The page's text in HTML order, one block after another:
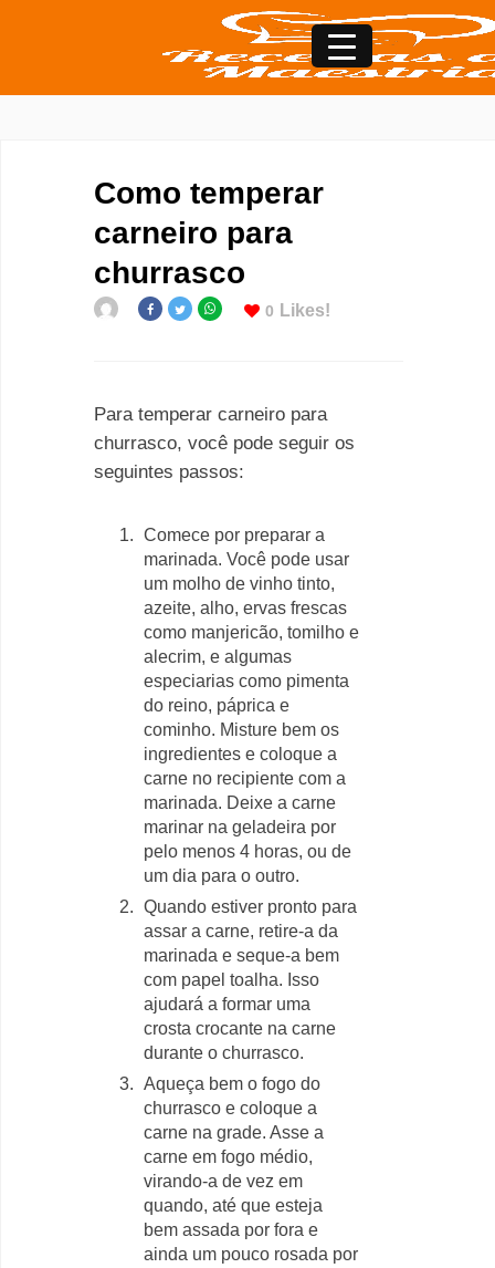
Como temperar
carneiro para
churrasco
0 Likes!
Para temperar carneiro para
churrasco, você pode seguir os
seguintes passos:
Comece por preparar a
marinada. Você pode usar
um molho de vinho tinto,
azeite, alho, ervas frescas
como manjericão, tomilho e
alecrim, e algumas
especiarias como pimenta
do reino, páprica e
cominho. Misture bem os
ingredientes e coloque a
carne no recipiente com a
marinada. Deixe a carne
marinar na geladeira por
pelo menos 4 horas, ou de
um dia para o outro.
Quando estiver pronto para
assar a carne, retire-a da
marinada e seque-a bem
com papel toalha. Isso
ajudará a formar uma
crosta crocante na carne
durante o churrasco.
Aqueça bem o fogo do
churrasco e coloque a
carne na grade. Asse a
carne em fogo médio,
virando-a de vez em
quando, até que esteja
bem assada por fora e
ainda um pouco rosada por